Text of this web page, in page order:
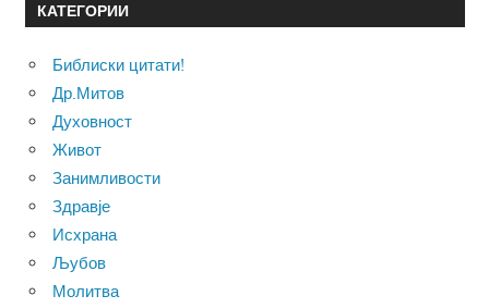
КАТЕГОРИИ
Библиски цитати!
Др.Митов
Духовност
Живот
Занимливости
Здравје
Исхрана
Љубов
Молитва